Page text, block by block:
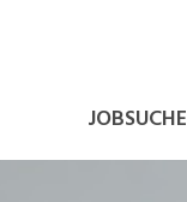
JOBSUCHE